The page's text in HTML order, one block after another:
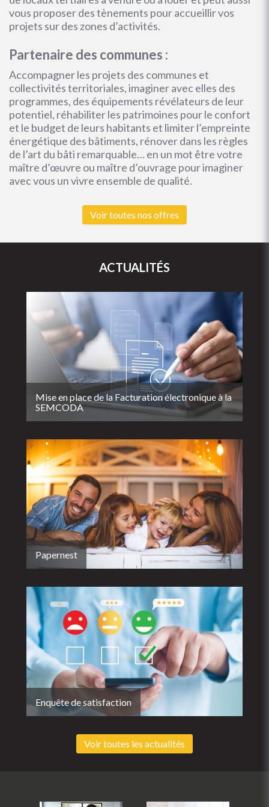
vous proposer des tènements pour accueillir vos
projets sur des zones d’activités.
Partenaire des communes :
Accompagner les projets des communes et
collectivités territoriales, imaginer avec elles des
programmes, des équipements révélateurs de leur
potentiel, réhabiliter les patrimoines pour le confort
et le budget de leurs habitants et limiter l’empreinte
énergétique des bâtiments, rénover dans les règles
de l’art du bâti remarquable… en un mot être votre
maître d’œuvre ou maître d’ouvrage pour imaginer
avec vous un vivre ensemble de qualité.
Voir toutes nos offres
ACTUALITÉS
Mise en place de la Facturation électronique à la
SEMCODA
Papernest
Enquête de satisfaction
Voir toutes les actualités